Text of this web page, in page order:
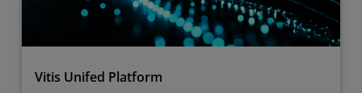
Vitis Unifed Platform